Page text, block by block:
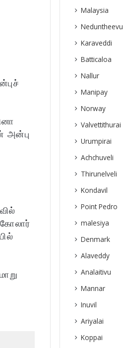
அன்பு
Malaysia
Neduntheevu
Karaveddi
Batticaloa
Nallur
Manipay
Norway
Valvettithurai
Urumpirai
Achchuveli
Thirunelveli
Kondavil
Point Pedro
malesiya
Denmark
Alaveddy
Analaitivu
Mannar
Inuvil
Ariyalai
Koppai